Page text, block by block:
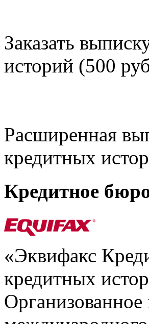
Заказать
историй (500
Расширенная
кредитных
Кредитное
«Эквифакс
кредитных